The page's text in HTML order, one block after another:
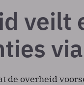
veilt
de overheid